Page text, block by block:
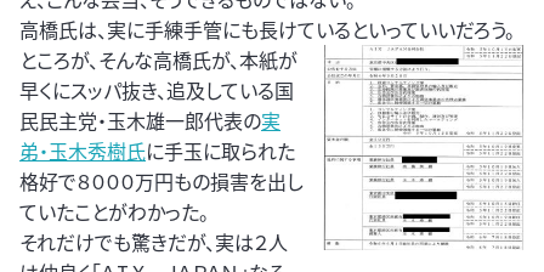
高橋氏は、実に手練手管にも長けているといっていいだろう。
ところが、そんな高橋氏が、本紙が
早くにスッパ抜き、追及している国
民民主党・玉木雄一郎代表の実
弟・玉木秀樹氏に手玉に取られた
格好で８０００万円もの損害を出し
ていたことがわかった。
それだけでも驚きだが、実は２人